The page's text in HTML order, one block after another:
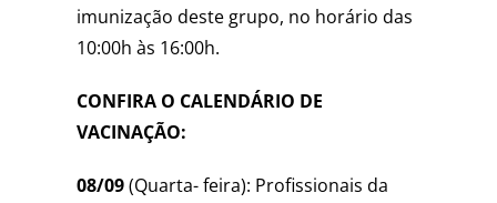
imunização deste grupo, no horário das
10:00h às 16:00h.
CONFIRA O CALENDÁRIO DE
VACINAÇÃO:
08/09(Quarta- feira): Profissionais da